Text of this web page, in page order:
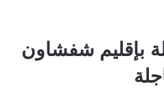
بإقليم شفشاون